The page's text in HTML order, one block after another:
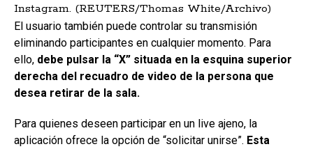
Instagram. (REUTERS/Thomas White/Archivo)
El usuario también puede controlar su transmisión
eliminando participantes en cualquier momento. Para
ello, debe pulsar la “X” situada en la esquina superior
derecha del recuadro de video de la persona que
desea retirar de la sala.
Para quienes deseen participar en un live ajeno, la
aplicación ofrece la opción de “solicitar unirse”. Esta